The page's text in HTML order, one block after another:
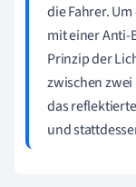
die Fahrer.
mit einer Anti-
Prinzip der
zwischen
das
und